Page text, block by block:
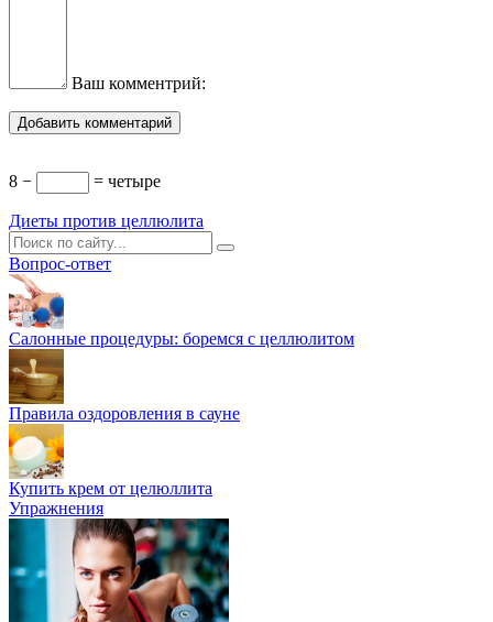
Ваш комментрий:
8 − = четыре
Диеты против целлюлита
Вопрос-ответ
Салонные процедуры: боремся с целлюлитом
Правила оздоровления в сауне
Купить крем от целюллита
Упражнения